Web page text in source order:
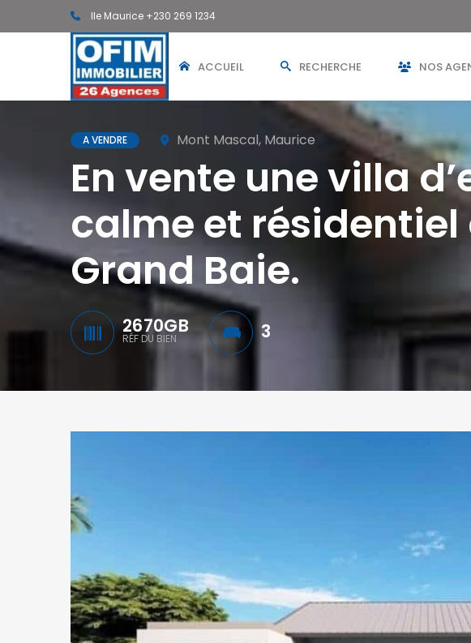
Ile Maurice +230 269 1234
ACCUEIL RECHERCHE NOS
A VENDRE Mont Mascal, Maurice
En vente une villa
calme et résidentiel
Grand Baie.
2670GB
RÉF DU BIEN 3